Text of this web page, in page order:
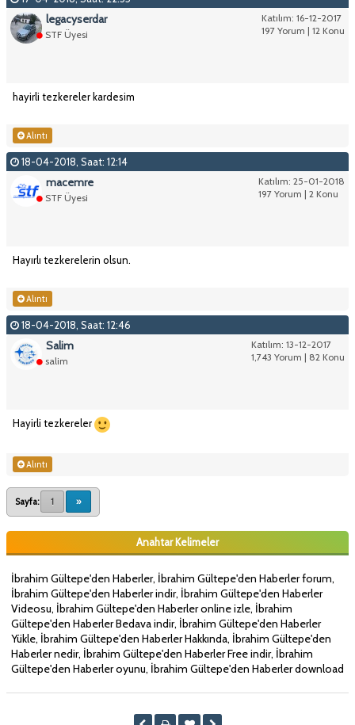
Katılım: 16-12-2017
197 Yorum | 12 Konu
legacyserdar
STF Üyesi
hayirli tezkereler kardesim
Alıntı
18-04-2018, Saat: 12:14
Katılım: 25-01-2018
197 Yorum | 2 Konu
macemre
STF Üyesi
Hayırlı tezkerelerin olsun.
Alıntı
18-04-2018, Saat: 12:46
Katılım: 13-12-2017
1,743 Yorum | 82 Konu
Salim
salim
Hayirli tezkereler
Alıntı
Sayfa: 1 »
Anahtar Kelimeler
İbrahim Gültepe'den Haberler, İbrahim Gültepe'den Haberler forum,
İbrahim Gültepe'den Haberler indir, İbrahim Gültepe'den Haberler
Videosu, İbrahim Gültepe'den Haberler online izle, İbrahim
Gültepe'den Haberler Bedava indir, İbrahim Gültepe'den Haberler
Yükle, İbrahim Gültepe'den Haberler Hakkında, İbrahim Gültepe'den
Haberler nedir, İbrahim Gültepe'den Haberler Free indir, İbrahim
Gültepe'den Haberler oyunu, İbrahim Gültepe'den Haberler download